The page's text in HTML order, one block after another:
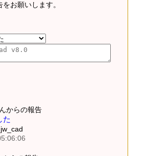
お願いします。
からの報告
た